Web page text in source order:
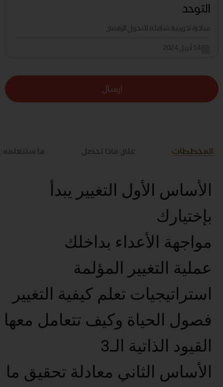
التوحد
مبادرة تدريبية شاملة للتحول الرقمي
14 أبريل 2024
ارسال
المخططات علي ماذا تحصل ما ستتعلمه
الأساس الأول التغيير يبدأ
بإختيارك
مواجهة الأعداء بداخلك
عملية التغيير المؤلمة
استراتيجيات تعلم كيفية التغيير
فصول الحياة وكيف تتعامل معها
القيود الذاتية الـ3
الأساس الثاني معادلة تحقيق ما